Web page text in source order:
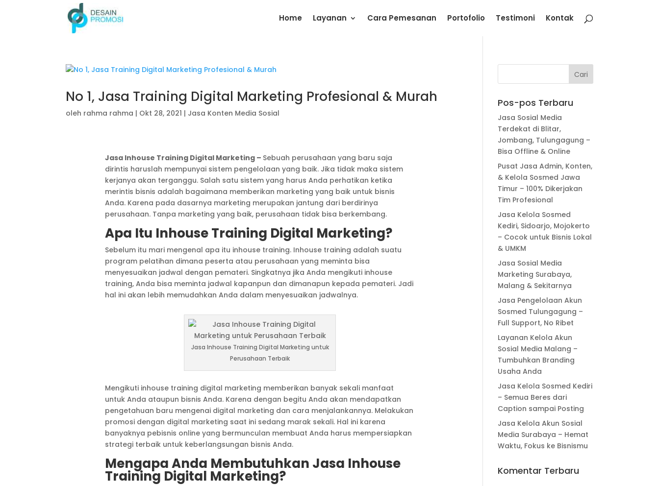
Home Layanan Cara Pemesanan Portofolio Testimoni Kontak
No 1, Jasa Training Digital Marketing Profesional & Murah
oleh rahma rahma | Okt 28, 2021 | Jasa Konten Media Sosial
Jasa Inhouse Training Digital Marketing – Sebuah perusahaan yang baru saja
dirintis haruslah mempunyai sistem pengelolaan yang baik. Jika tidak maka sistem
kerjanya akan terganggu. Salah satu sistem yang harus Anda perhatikan ketika
merintis bisnis adalah bagaimana memberikan marketing yang baik untuk bisnis
Anda. Karena pada dasarnya marketing merupakan jantung dari berdirinya
perusahaan. Tanpa marketing yang baik, perusahaan tidak bisa berkembang.
Apa Itu Inhouse Training Digital Marketing?
Sebelum itu mari mengenal apa itu inhouse training. Inhouse training adalah suatu
program pelatihan dimana peserta atau perusahaan yang meminta bisa
menyesuaikan jadwal dengan pemateri. Singkatnya jika Anda mengikuti inhouse
training, Anda bisa meminta jadwal kapanpun dan dimanapun kepada pemateri. Jadi
hal ini akan lebih memudahkan Anda dalam menyesuaikan jadwalnya.
Jasa Inhouse Training Digital Marketing untuk
Perusahaan Terbaik
Mengikuti inhouse training digital marketing memberikan banyak sekali manfaat
untuk Anda ataupun bisnis Anda. Karena dengan begitu Anda akan mendapatkan
pengetahuan baru mengenai digital marketing dan cara menjalankannya. Melakukan
promosi dengan digital marketing saat ini sedang marak sekali. Hal ini karena
banyaknya pebisnis online yang bermunculan membuat Anda harus mempersiapkan
strategi terbaik untuk keberlangsungan bisnis Anda.
Mengapa Anda Membutuhkan Jasa Inhouse
Training Digital Marketing?
Pos-pos Terbaru
Jasa Sosial Media
Terdekat di Blitar,
Jombang, Tulungagung –
Bisa Offline & Online
Pusat Jasa Admin, Konten,
& Kelola Sosmed Jawa
Timur – 100% Dikerjakan
Tim Profesional
Jasa Kelola Sosmed
Kediri, Sidoarjo, Mojokerto
– Cocok untuk Bisnis Lokal
& UMKM
Jasa Sosial Media
Marketing Surabaya,
Malang & Sekitarnya
Jasa Pengelolaan Akun
Sosmed Tulungagung –
Full Support, No Ribet
Layanan Kelola Akun
Sosial Media Malang –
Tumbuhkan Branding
Usaha Anda
Jasa Kelola Sosmed Kediri
– Semua Beres dari
Caption sampai Posting
Jasa Kelola Akun Sosial
Media Surabaya – Hemat
Waktu, Fokus ke Bisnismu
Komentar Terbaru